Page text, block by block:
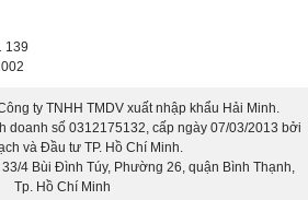
139
ty TNHH TMDV xuất nhập khẩu Hải Minh.
doanh số 0312175132, cấp ngày 07/03/2013 bởi
và Đầu tư TP. Hồ Chí Minh.
4 Bùi Đình Túy, Phường 26, quận Bình Thạnh,
Tp. Hồ Chí Minh